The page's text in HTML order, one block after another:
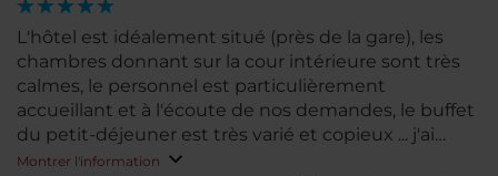
L'hôtel est idéalement situé (près de la gare), les
chambres donnant sur la cour intérieure sont très
calmes, le personnel est particulièrement
accueillant et à l'écoute de nos demandes, le buffet
du petit-déjeuner est très varié et copieux ... j'ai
vraiment apprécié cet hotel !
Montrer l'information